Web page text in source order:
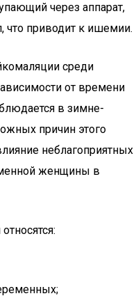
через аппарат,
что приводит к ишемии.
среди
от времени
в зимне-
причин этого
неблагоприятных
женщины в